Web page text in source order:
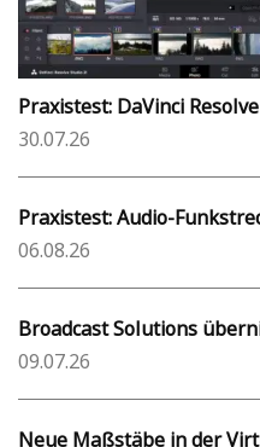
Praxistest: DaVinci
30.07.26
Praxistest: Audio-
06.08.26
Broadcast Solutions
09.07.26
Neue Maßstäbe in der